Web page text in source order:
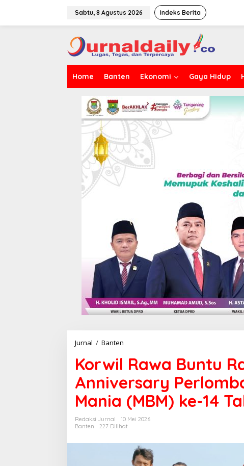
Sabtu, 8 Agustus 2026 Indeks Berita
Home Banten Ekonomi Gaya Hidup
Jurnal / Banten
i
l
R
a
w
a
u
Korwil Rawa Buntu
Anniversary
Mania (MBM) ke-14
Redaksi Jurnal
10 Mei 2026
Banten
227 Dilihat